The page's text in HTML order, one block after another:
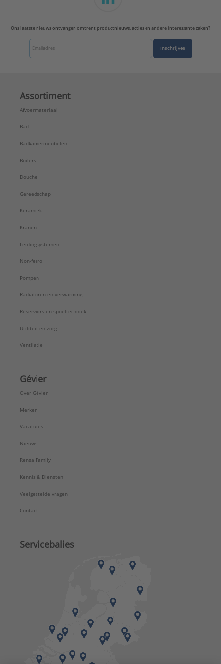
Ons laatste nieuws ontvangen omtrent productnieuws, acties en andere interessante zaken?
Inschrijven
Assortiment
Afvoermateriaal
Bad
Badkamermeubelen
Boilers
Douche
Gereedschap
Keramiek
Kranen
Leidingsystemen
Non-ferro
Pompen
Radiatoren en verwarming
Reservoirs en spoeltechniek
Utiliteit en zorg
Ventilatie
Gévier
Over Gévier
Merken
Vacatures
Nieuws
Rensa Family
Kennis & Diensten
Veelgestelde vragen
Contact
Servicebalies